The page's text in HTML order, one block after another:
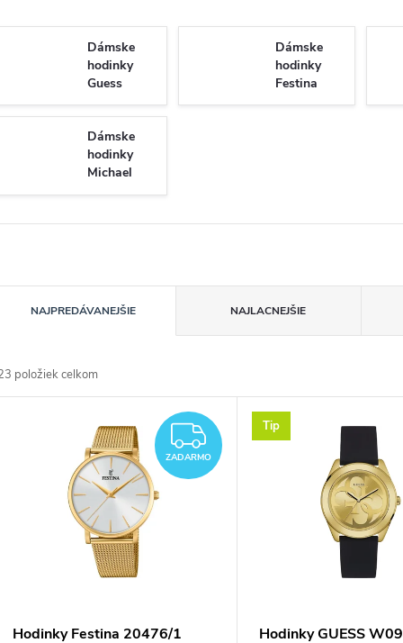
Dámske
hodinky
Guess
Dámske
hodinky
Festina
Dámske
hodinky
Michael
Kors
NAJPREDÁVANEJŠIE NAJLACNEJŠIE
položiek celkom
ZADARMO
ZADARMO
Hodinky Festina 20476/1
Tip
Hodinky GUESS